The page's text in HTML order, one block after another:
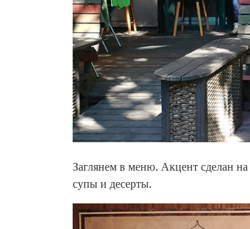
Заглянем в меню. Акцент сделан на
супы и десерты.